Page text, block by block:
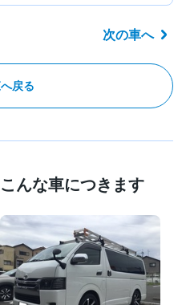
戻る
次の車へ
んな車につきます